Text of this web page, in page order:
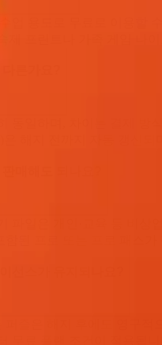
업 용도로 무료로 이용할
제 프린트나 가족 게임 나
른가요?
동일하며, 차이는 결제 방
은 해지 전까지 자동 갱신
매해도 되나요?
파일은 개인·교육 등 비상
된 프로 또는 프로 패스가
선스가 유지되나요?
퍼즐은 해지 후에도 영구
무료 플랜 조건이 적용됩니